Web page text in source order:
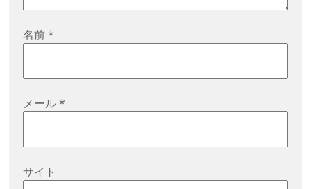
名前*
メール*
サイト